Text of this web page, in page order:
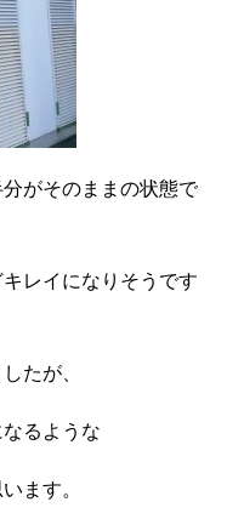
がそのままの状態で
レイになりそうです
たが、
るような
ます。